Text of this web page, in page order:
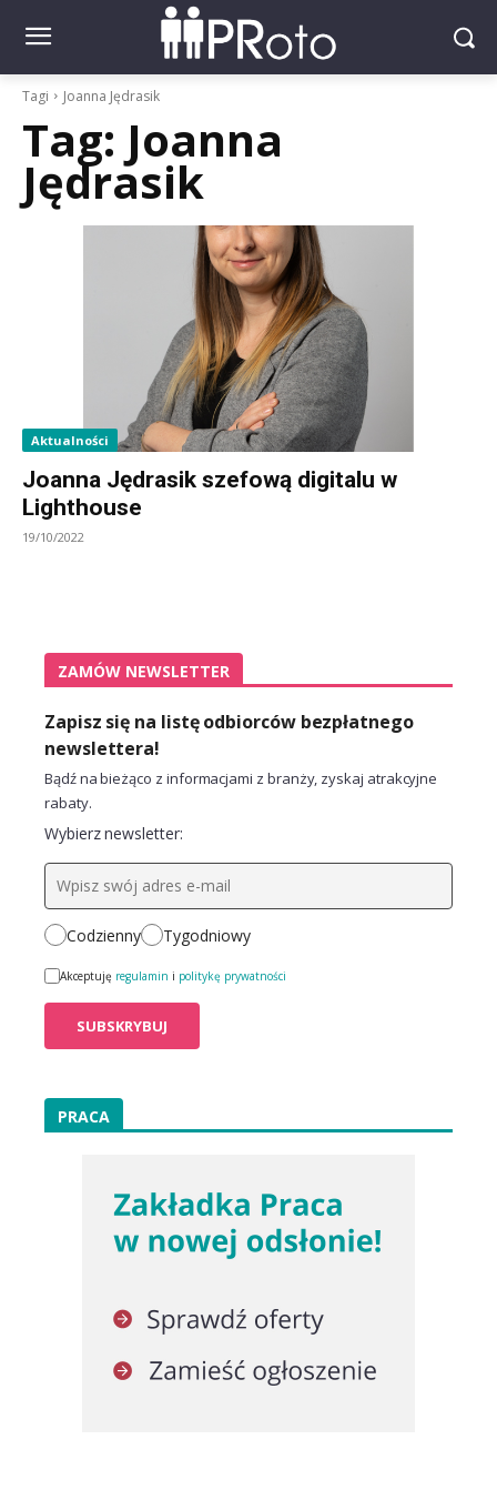
Tagi Joanna Jędrasik
Tag: Joanna
Jędrasik
Aktualności
Joanna Jędrasik szefową digitalu w
Lighthouse
19/10/2022
ZAMÓW NEWSLETTER
Zapisz się na listę odbiorców bezpłatnego
newslettera!
Bądź na bieżąco z informacjami z branży, zyskaj atrakcyjne
rabaty.
Wybierz newsletter:
Codzienny Tygodniowy
Akceptuję regulamin i politykę prywatności
PRACA